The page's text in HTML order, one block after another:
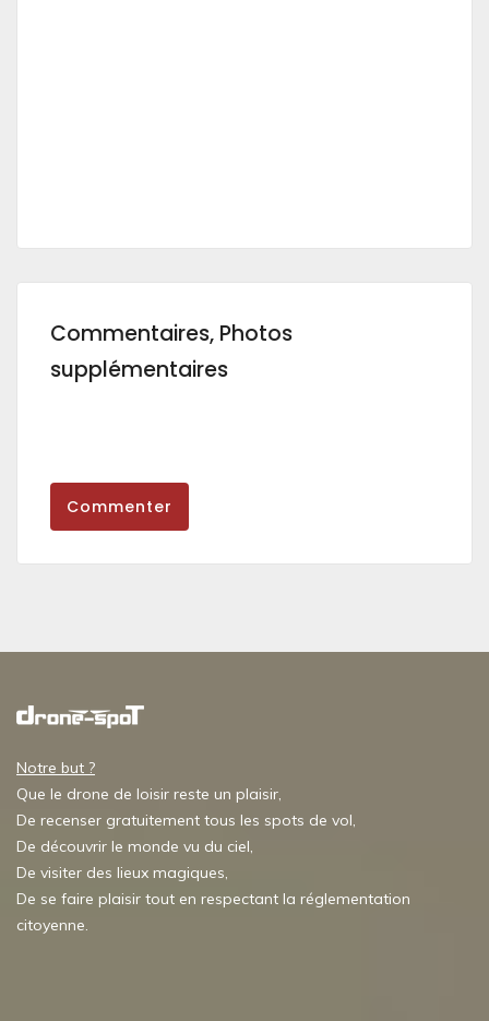
Commentaires, Photos
supplémentaires
Commenter
Notre but ?
Que le drone de loisir reste un plaisir,
De recenser gratuitement tous les spots de vol,
De découvrir le monde vu du ciel,
De visiter des lieux magiques,
De se faire plaisir tout en respectant la réglementation
citoyenne.